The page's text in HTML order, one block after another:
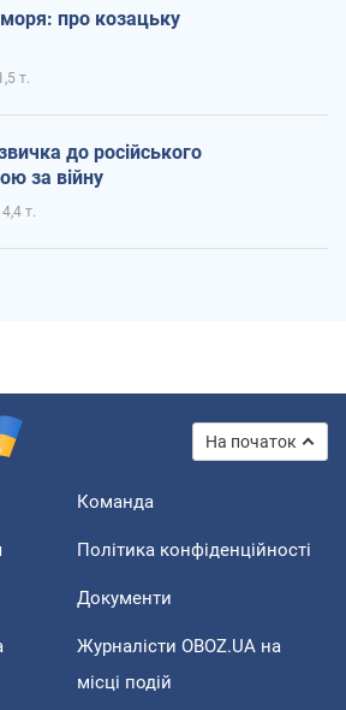
про козацьку
т.
до російського
за війну
4,4 т.
На початок
Команда
Політика конфіденційності
Документи
Журналісти OBOZ.UA на
місці подій